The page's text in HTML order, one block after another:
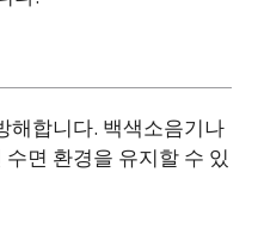
해합니다. 백색소음기나
면 환경을 유지할 수 있